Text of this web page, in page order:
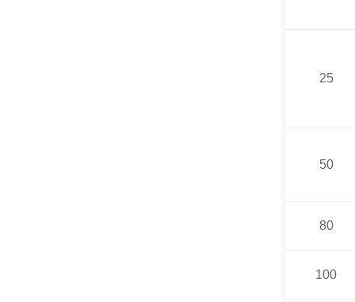
25
50
80
100